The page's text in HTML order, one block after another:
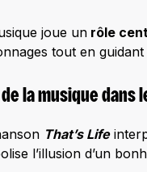
joue un rôle
tout en
de la musique dans
That’s Life
l’illusion d’un